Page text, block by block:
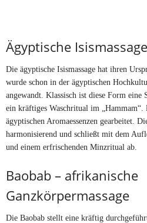
Ägyptische Isismassage
Die ägyptische Isismassage hat ihren
wurde schon in der ägyptischen
angewandt. Klassisch ist diese Form eine
ein kräftiges Waschritual im
ägyptischen Aromaessenzen gearbeitet.
harmonisierend und schließt mit dem
und einem erfrischenden Minzritual ab.
Baobab – afrikanische
Ganzkörpermassage
Die Baobab stellt eine kräftig